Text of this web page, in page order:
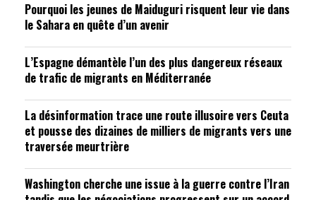
Pourquoi les jeunes de Maiduguri risquent leur vie dans
le Sahara en quête d’un avenir
L’Espagne démantèle l’un des plus dangereux réseaux
de trafic de migrants en Méditerranée
La désinformation trace une route illusoire vers Ceuta
et pousse des dizaines de milliers de migrants vers une
traversée meurtrière
Washington cherche une issue à la guerre contre l’Iran